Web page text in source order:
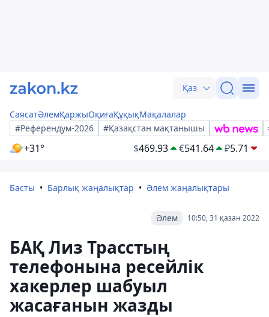
Қаз
СаясатӘлемҚаржыОқиғаҚұқықМақалалар
#Референдум-2026
#Қазақстан мақтанышы
+31° $469.93 €541.64 ₽5.71
Басты Барлық жаңалықтар Әлем жаңалықтары
10:50, 31 қазан 2022
Әлем
БАҚ Лиз Трасстың
телефонына ресейлік
хакерлер шабуыл
жасағанын жазды